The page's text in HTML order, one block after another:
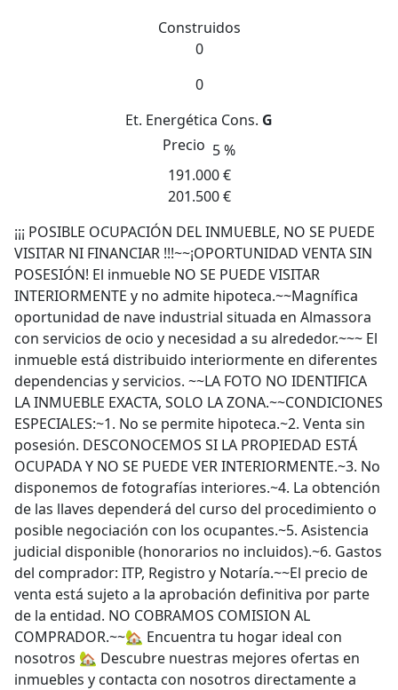
Construidos
0
0
Et. Energética Cons. G
Precio 5 %
191.000 €
201.500 €
¡¡¡ POSIBLE OCUPACIÓN DEL INMUEBLE, NO SE PUEDE
VISITAR NI FINANCIAR !!!~~¡OPORTUNIDAD VENTA SIN
POSESIÓN! El inmueble NO SE PUEDE VISITAR
INTERIORMENTE y no admite hipoteca.~~Magnífica
oportunidad de nave industrial situada en Almassora
con servicios de ocio y necesidad a su alrededor.~~~ El
inmueble está distribuido interiormente en diferentes
dependencias y servicios. ~~LA FOTO NO IDENTIFICA
LA INMUEBLE EXACTA, SOLO LA ZONA.~~CONDICIONES
ESPECIALES:~1. No se permite hipoteca.~2. Venta sin
posesión. DESCONOCEMOS SI LA PROPIEDAD ESTÁ
OCUPADA Y NO SE PUEDE VER INTERIORMENTE.~3. No
disponemos de fotografías interiores.~4. La obtención
de las llaves dependerá del curso del procedimiento o
posible negociación con los ocupantes.~5. Asistencia
judicial disponible (honorarios no incluidos).~6. Gastos
del comprador: ITP, Registro y Notaría.~~El precio de
venta está sujeto a la aprobación definitiva por parte
de la entidad. NO COBRAMOS COMISION AL
COMPRADOR.~~🏡 Encuentra tu hogar ideal con
nosotros 🏡 Descubre nuestras mejores ofertas en
inmuebles y contacta con nosotros directamente a